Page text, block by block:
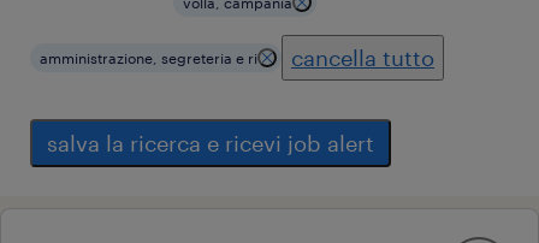
amministrazione, segreteria e ri cancella tutto
salva la ricerca e ricevi job alert